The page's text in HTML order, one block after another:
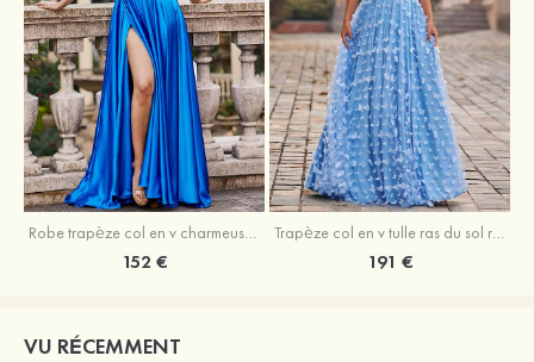
Robe trapèze col en v charmeuse traîne balayage robe de bal
152 €
Trapèze col en v tulle ras du sol robe de bal avec papillon
191 €
VU RÉCEMMENT